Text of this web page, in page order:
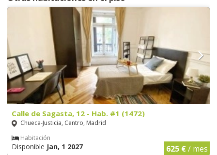
Calle de Sagasta, 12 - Hab. #1 (1472)
Chueca-Justicia, Centro, Madrid
Habitación
Disponible Jan, 1 2027 625 €/ mes